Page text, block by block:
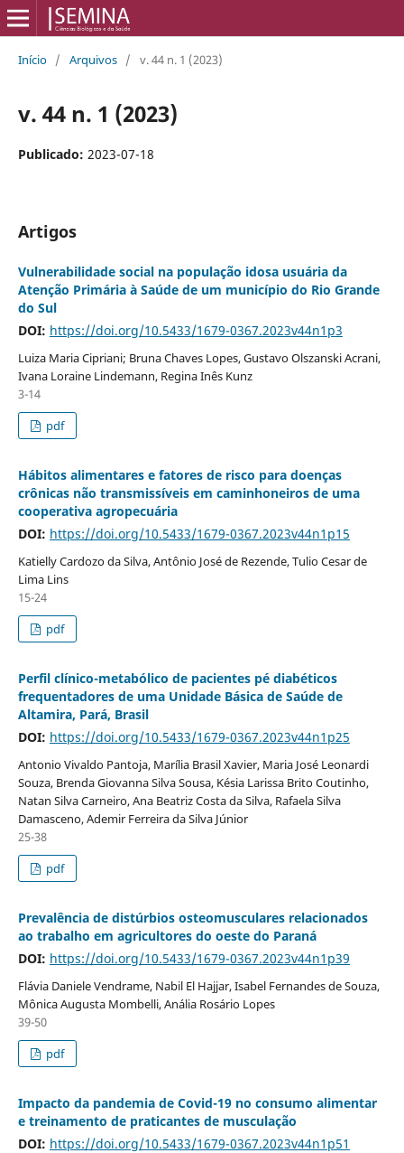
Início / Arquivos / v. 44 n. 1 (2023)
v. 44 n. 1 (2023)
Publicado: 2023-07-18
Artigos
Vulnerabilidade social na população idosa usuária da
Atenção Primária à Saúde de um município do Rio Grande
do Sul
DOI: https://doi.org/10.5433/1679-0367.2023v44n1p3
Luiza Maria Cipriani; Bruna Chaves Lopes, Gustavo Olszanski Acrani,
Ivana Loraine Lindemann, Regina Inês Kunz
3-14
pdf
Hábitos alimentares e fatores de risco para doenças
crônicas não transmissíveis em caminhoneiros de uma
cooperativa agropecuária
DOI: https://doi.org/10.5433/1679-0367.2023v44n1p15
Katielly Cardozo da Silva, Antônio José de Rezende, Tulio Cesar de
Lima Lins
15-24
pdf
Perfil clínico-metabólico de pacientes pé diabéticos
frequentadores de uma Unidade Básica de Saúde de
Altamira, Pará, Brasil
DOI: https://doi.org/10.5433/1679-0367.2023v44n1p25
Antonio Vivaldo Pantoja, Marília Brasil Xavier, Maria José Leonardi
Souza, Brenda Giovanna Silva Sousa, Késia Larissa Brito Coutinho,
Natan Silva Carneiro, Ana Beatriz Costa da Silva, Rafaela Silva
Damasceno, Ademir Ferreira da Silva Júnior
25-38
pdf
Prevalência de distúrbios osteomusculares relacionados
ao trabalho em agricultores do oeste do Paraná
DOI: https://doi.org/10.5433/1679-0367.2023v44n1p39
Flávia Daniele Vendrame, Nabil El Hajjar, Isabel Fernandes de Souza,
Mônica Augusta Mombelli, Anália Rosário Lopes
39-50
pdf
Impacto da pandemia de Covid-19 no consumo alimentar
e treinamento de praticantes de musculação
DOI: https://doi.org/10.5433/1679-0367.2023v44n1p51